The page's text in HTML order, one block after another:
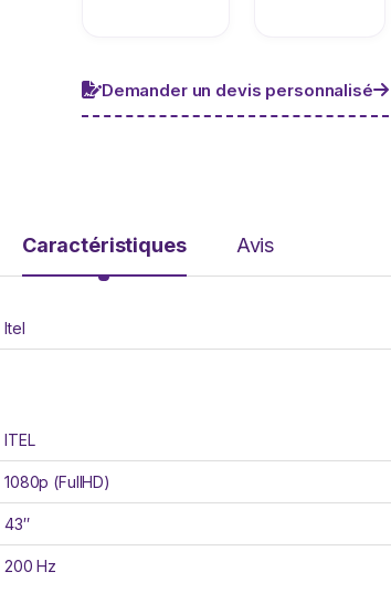
Demander un devis personnalisé
Caractéristiques Avis
Itel
ITEL
1080p (FullHD)
43″
200 Hz